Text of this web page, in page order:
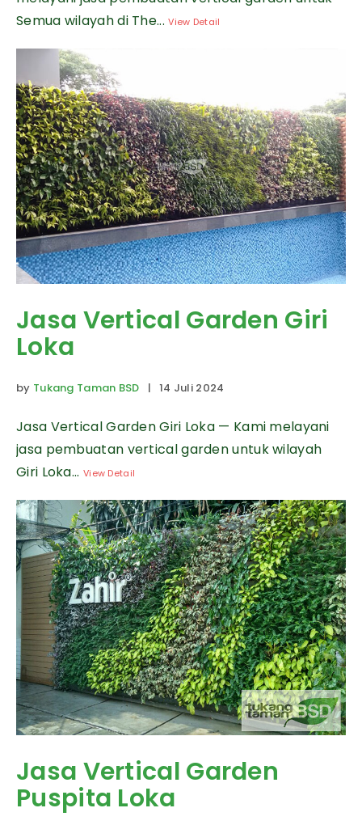
Semua wilayah di The...View Detail
Jasa Vertical Garden Giri
Loka
by Tukang Taman BSD | 14 Juli 2024
Jasa Vertical Garden Giri Loka — Kami melayani
jasa pembuatan vertical garden untuk wilayah
Giri Loka... View Detail
Jasa Vertical Garden
Puspita Loka